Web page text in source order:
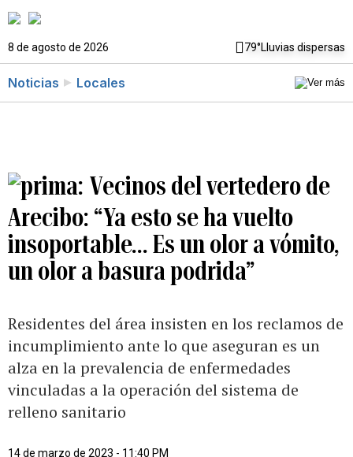
8 de agosto de 2026 79°Lluvias dispersas
Noticias Locales
Vecinos del vertedero de
Arecibo: “Ya esto se ha vuelto
insoportable... Es un olor a vómito,
un olor a basura podrida”
Residentes del área insisten en los reclamos de
incumplimiento ante lo que aseguran es un
alza en la prevalencia de enfermedades
vinculadas a la operación del sistema de
relleno sanitario
14 de marzo de 2023 - 11:40 PM